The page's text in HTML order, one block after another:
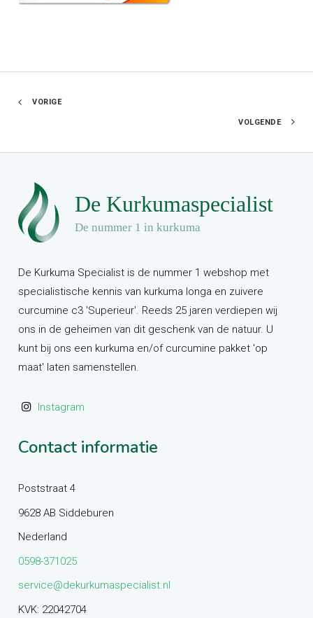
VORIGE
VOLGENDE
De Kurkuma Specialist is de nummer 1 webshop met
specialistische kennis van kurkuma longa en zuivere
curcumine c3 'Superieur'. Reeds 25 jaren verdiepen wij
ons in de geheimen van dit geschenk van de natuur. U
kunt bij ons een kurkuma en/of curcumine pakket 'op
maat' laten samenstellen.
Instagram
Contact informatie
Poststraat 4
9628 AB Siddeburen
Nederland
0598-371025
service@dekurkumaspecialist.nl
KVK: 22042704